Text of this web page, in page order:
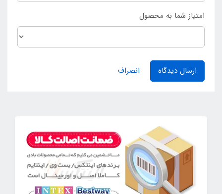
امتیاز شما به محصول
ارسال دیدگاه انصراف